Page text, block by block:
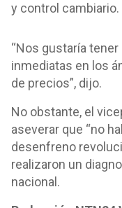
y control cambiario.
“Nos gustaría
inmediatas en los
de precios”, dijo.
No obstante, el
aseverar que “no
desenfreno
realizaron un
nacional.